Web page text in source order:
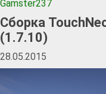
Gamster237
Сборка
(1.7.10)
28.05.2015